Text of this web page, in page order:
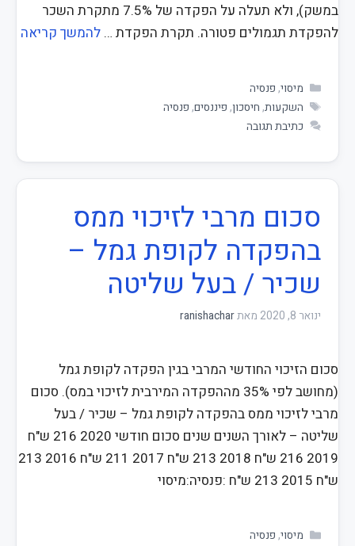
במשק), ולא תעלה על הפקדה של 7.5% מתקרת השכר
להפקדת תגמולים פטורה. תקרת הפקדת … להמשך קריאה
מיסוי, פנסיה
השקעות, חיסכון, פיננסים, פנסיה
כתיבת תגובה
סכום מרבי לזיכוי ממס
בהפקדה לקופת גמל –
שכיר / בעל שליטה
ינואר 8, 2020 מאתranishachar
סכום הזיכוי החודשי המרבי בגין הפקדה לקופת גמל
(מחושב לפי 35% מההפקדה המירבית לזיכוי במס). סכום
מרבי לזיכוי ממס בהפקדה לקופת גמל – שכיר / בעל
שליטה – לאורך השנים שנים סכום חודשי 2020 216 ש"ח
2019 216 ש"ח 2018 213 ש"ח 2017 211 ש"ח 2016 213
ש"ח 2015 213 ש"ח :פנסיה:מיסוי
מיסוי, פנסיה